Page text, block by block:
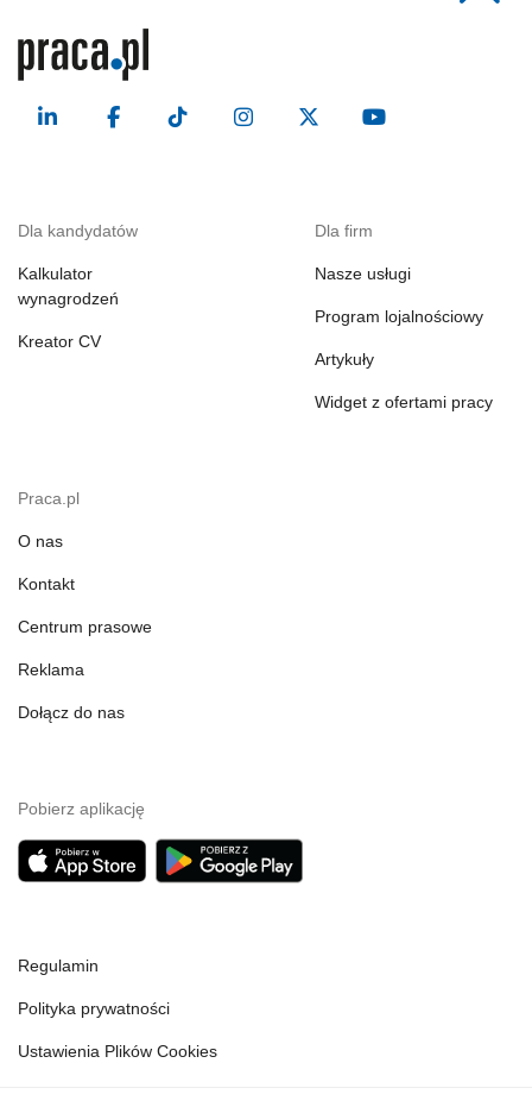
Dla kandydatów
Kalkulator
wynagrodzeń
Kreator CV
Dla firm
Nasze usługi
Program lojalnościowy
Artykuły
Widget z ofertami pracy
Praca.pl
O nas
Kontakt
Centrum prasowe
Reklama
Dołącz do nas
Pobierz aplikację
Regulamin
Polityka prywatności
Ustawienia Plików Cookies